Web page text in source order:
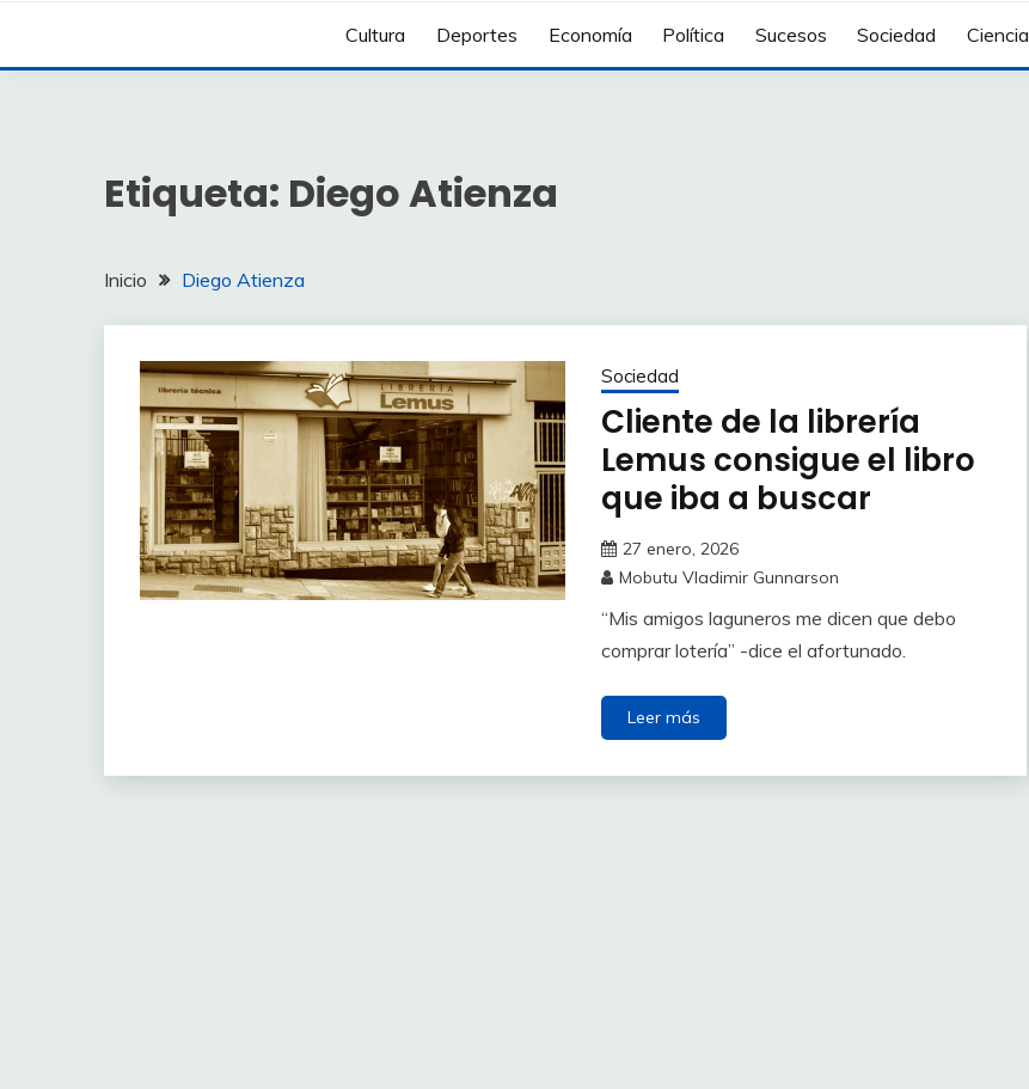
Cultura Deportes Economía Política Sucesos Sociedad Ciencia
Etiqueta: Diego Atienza
Inicio Diego Atienza
Sociedad
Cliente de la librería
Lemus consigue el libro
que iba a buscar
27 enero, 2026
Mobutu Vladimir Gunnarson
“Mis amigos laguneros me dicen que debo
comprar lotería” -dice el afortunado.
Leer más